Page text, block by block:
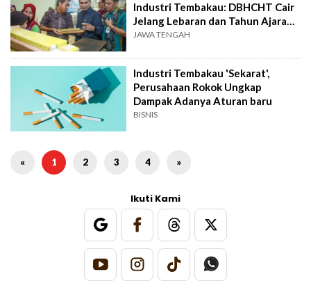
Industri Tembakau: DBHCHT Cair
Jelang Lebaran dan Tahun Ajaran
Baru
JAWA TENGAH
Industri Tembakau 'Sekarat',
Perusahaan Rokok Ungkap
Dampak Adanya Aturan baru
BISNIS
« 1 2 3 4 »
Ikuti Kami